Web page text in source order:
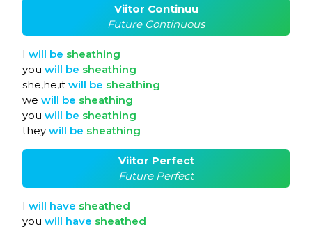
Viitor Continuu
Future Continuous
I will be sheathing
you will be sheathing
she,he,it will be sheathing
we will be sheathing
you will be sheathing
they will be sheathing
Viitor Perfect
Future Perfect
I will have sheathed
you will have sheathed